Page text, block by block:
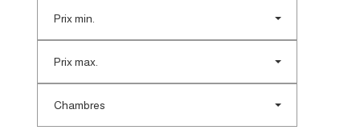
Prix min.
Prix max.
Chambres